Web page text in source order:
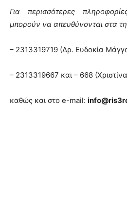
Για περισσότερες
μπορούν να απευθύνονται στα
– 2313319719 (Δρ. Ευδοκία
– 2313319667 και – 668
καθώς και στο e-mail: